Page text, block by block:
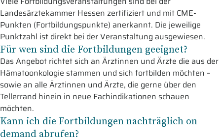
Landesärztekammer Hessen zertifiziert und mit CME-
Punkten (Fortbildungspunkte) anerkannt. Die jeweilige
Punktzahl ist direkt bei der Veranstaltung ausgewiesen.
Für wen sind die Fortbildungen geeignet?
Das Angebot richtet sich an Ärztinnen und Ärzte die aus der
Hämatoonkologie stammen und sich fortbilden möchten –
sowie an alle Ärztinnen und Ärzte, die gerne über den
Tellerrand hinein in neue Fachindikationen schauen
möchten.
Kann ich die Fortbildungen nachträglich on
demand abrufen?